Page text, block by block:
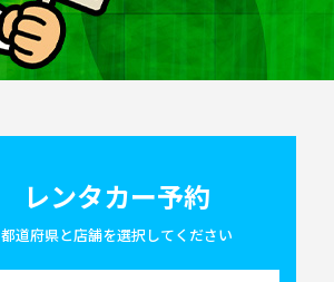
レンタカー予約
都道府県と店舗を選択してください